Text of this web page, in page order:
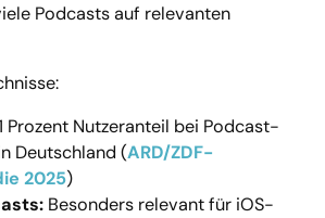
Podcasts auf relevanten
Prozent Nutzeranteil bei Podcast-
Deutschland (ARD/ZDF-
2025)
Besonders relevant für iOS-